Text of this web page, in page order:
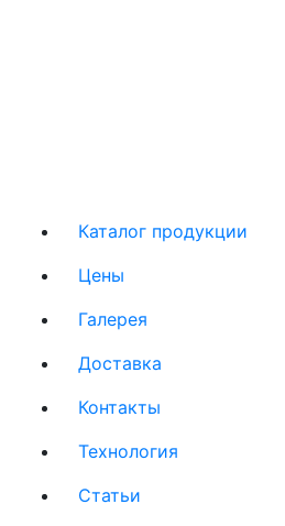
Каталог продукции
Цены
Галерея
Доставка
Контакты
Технология
Статьи